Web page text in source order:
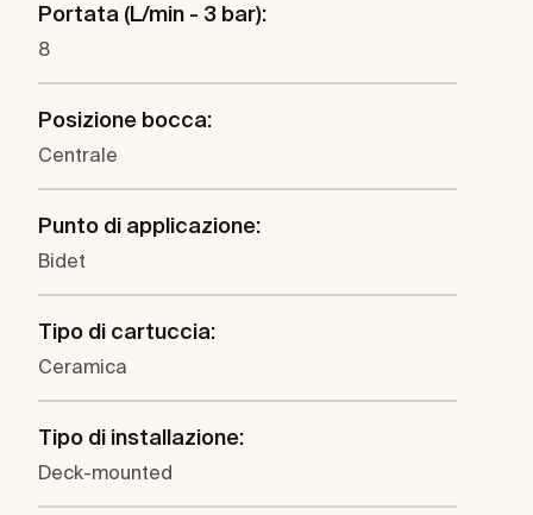
Portata (L/min - 3 bar):
8
Posizione bocca:
Centrale
Punto di applicazione:
Bidet
Tipo di cartuccia:
Ceramica
Tipo di installazione:
Deck-mounted